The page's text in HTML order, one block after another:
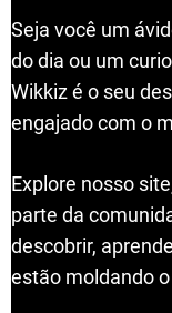
Seja você um
do dia ou um
Wikkiz é o seu
engajado com o
Explore nosso
parte da
descobrir,
estão moldando